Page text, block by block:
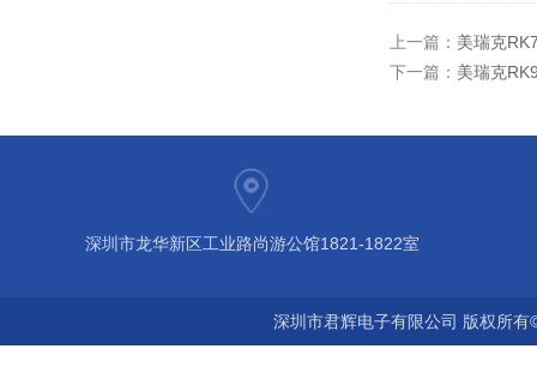
上一篇： 美瑞克
下一篇： 美瑞克
深圳市龙华新区工业路尚游公馆1821-1822室
深圳市君辉电子有限公司 版权所